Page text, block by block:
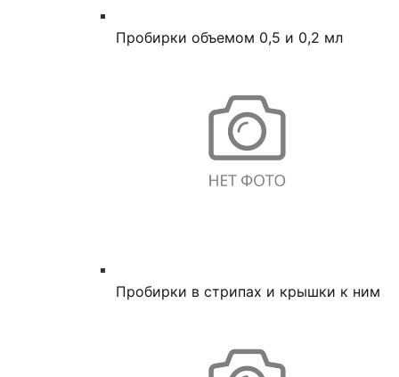
Пробирки объемом 0,5 и 0,2 мл
Пробирки в стрипах и крышки к ним